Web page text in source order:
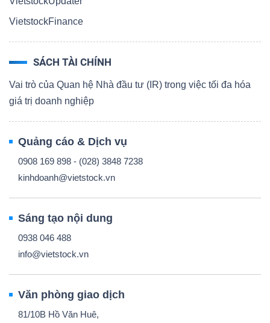
VietstockFinance
SÁCH TÀI CHÍNH
Vai trò của Quan hệ Nhà đầu tư (IR) trong việc tối đa hóa
giá trị doanh nghiệp
Quảng cáo & Dịch vụ
0908 169 898 - (028) 3848 7238
kinhdoanh@vietstock.vn
Sáng tạo nội dung
0938 046 488
info@vietstock.vn
Văn phòng giao dịch
81/10B Hồ Văn Huê,